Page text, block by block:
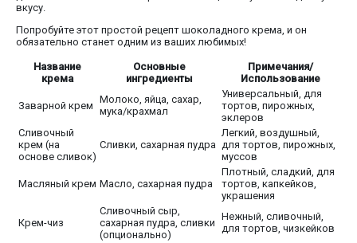
вкусу.
Попробуйте этот простой рецепт шоколадного крема, и он
обязательно станет одним из ваших любимых!
Название
крема
Основные
ингредиенты
Примечания/
Использование
Заварной крем
Молоко, яйца, сахар,
мука/крахмал
Универсальный, для
тортов, пирожных,
эклеров
Сливочный
крем (на
основе сливок)
Сливки, сахарная пудра
Легкий, воздушный,
для тортов, пирожных,
муссов
Масляный крем Масло, сахарная пудра
Плотный, сладкий, для
тортов, капкейков,
украшения
Крем-чиз
Сливочный сыр,
сахарная пудра, сливки
(опционально)
Нежный, сливочный,
для тортов, чизкейков